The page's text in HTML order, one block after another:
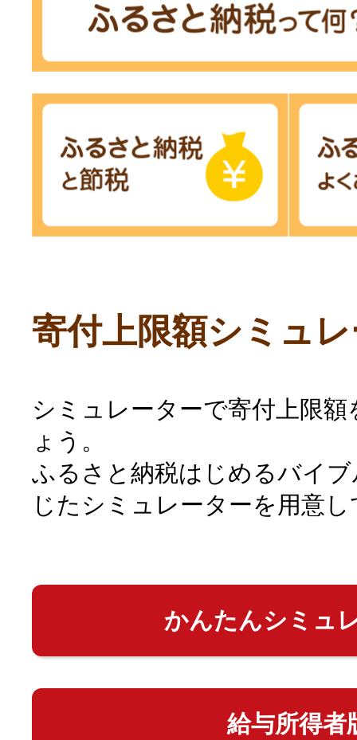
寄付上限額シミュ
シミュレーターで寄付上限
ょう。
ふるさと納税はじめるバイ
じたシミュレーターを用意
かんたんシミュ
給与所得者